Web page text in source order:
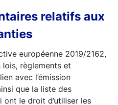
relatifs aux
européenne 2019/2162,
lois, règlements et
avec l’émission
que la liste des
le droit d’utiliser les